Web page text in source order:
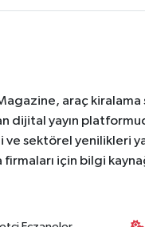
araç
dijital yayın
sektörel yenilikleri
firmaları için bilgi